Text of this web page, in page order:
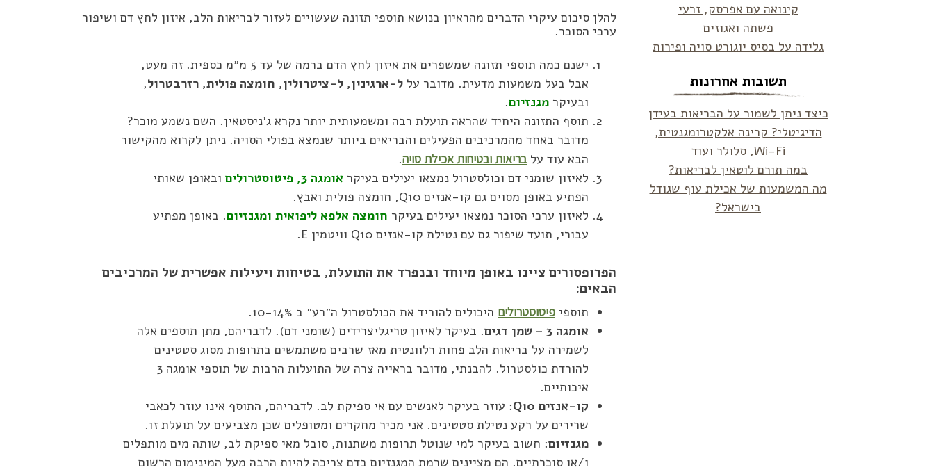
להלן סיכום עיקרי הדברים מהראיון בנושא תוספי תזונה שעשויים לעזור לבריאות הלב, איזון לחץ דם ושיפור
ערכי הסוכר.
ישנם כמה תוספי תזונה שמשפרים את איזון לחץ הדם ברמה של עד 5 מ״מ כספית. זה מעט,
אבל בעל משמעות מדעית. מדובר על ל-ארגינין, ל-ציטרולין, חומצה פולית, רזרבטרול,
ובעיקר מגנזיום.
תוסף התזונה היחיד שהראה תועלת רבה ומשמעותית יותר נקרא ג׳ניסטאין. השם נשמע מוכר?
מדובר באחד מהמרכיבים הפעילים והבריאים ביותר שנמצא בפולי הסויה. ניתן לקרוא מהקישור
הבא עוד עלבריאות ובטיחות אכילת סויה.
לאיזון שומני דם וכולסטרול נמצאו יעילים בעיקר אומגה 3, פיטוסטרולים
ובאופן שאותי
הפתיע באופן מסוים גם קו-אנזים Q10, חומצה פולית ואבץ.
לאיזון ערכי הסוכר נמצאו יעילים בעיקר חומצה אלפא ליפואית ומגנזיום. באופן מפתיע
עבורי, תועד שיפור גם עם נטילת קו-אנזים Q10 וויטמין E.
הפרופסורים ציינו באופן מיוחד ובנפרד את התועלת, בטיחות ויעילות אפשרית של המרכיבים
הבאים:
תוספי פיטוסטרולים היכולים להוריד את הכולסטרול ה״רע״ ב 10-14%.
אומגה 3 – שמן דגים
. בעיקר לאיזון טריגליצרידים (שומני דם). לדבריהם, מתן תוספים אלה
לשמירה על בריאות הלב פחות רלוונטית מאז שרבים משתמשים בתרופות מסוג סטטינים
להורדת כולסטרול. להבנתי, מדובר בראייה צרה של התועלות הרבות של תוספי אומגה 3
איכותיים.
קו-אנזים Q10
: עוזר בעיקר לאנשים עם אי ספיקת לב. לדבריהם, התוסף אינו עוזר לכאבי
שרירים על רקע נטילת סטטינים. אני מכיר מחקרים ומטופלים שכן מצביעים על תועלת זו.
מגנזיום: חשוב בעיקר למי שנוטל תרופות משתנות, סובל מאי ספיקת לב, שותה מים מותפלים
ו/או סוכרתיים. הם מציינים שרמת המגנזיום בדם צריכה להיות הרבה מעל המינימום הרשום
קינואה עם אפרסק, זרעי
פשתה ואגוזים
גלידה על בסיס יוגורט סויה ופירות
תשובות אחרונות
כיצד ניתן לשמור על הבריאות בעידן
הדיגיטלי? קרינה אלקטרומגנטית,
Wi-Fi, סלולר ועוד
במה תורם לוטאין לבריאות?
מה המשמעות של אכילת עוף שגודל
בישראל?